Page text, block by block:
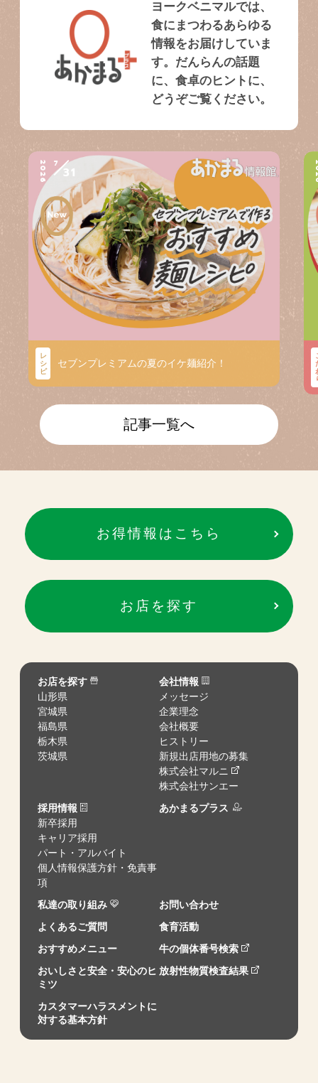
ヨークベニマルでは、
食にまつわるあらゆる
情報をお届けしていま
す。だんらんの話題
に、食卓のヒントに、
どうぞご覧ください。
2026 7
31
レ
シ
ピ
セブンプレミアムの夏のイケ麺紹介！
記事一覧へ
お得情報はこちら
お店を探す
お店を探す
山形県
宮城県
福島県
栃木県
茨城県
会社情報
メッセージ
企業理念
会社概要
ヒストリー
新規出店用地の募集
株式会社マルニ
株式会社サンエー
採用情報
新卒採用
キャリア採用
パート・アルバイト
個人情報保護方針・免責事
項
あかまるプラス
私達の取り組み
お問い合わせ
よくあるご質問
食育活動
おすすめメニュー
牛の個体番号検索
おいしさと安全・安心のヒ
ミツ
放射性物質検査結果
カスタマーハラスメントに
対する基本方針